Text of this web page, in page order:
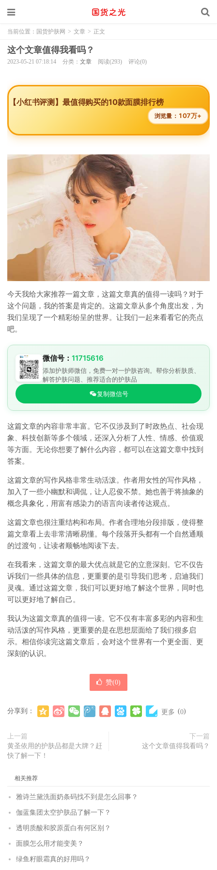
当前位置： 国货护肤网 > 文章 > 正文
这个文章值得我看吗？
2023-05-21 07:18:14 分类： 文章 阅读(293) 评论(0)
【小红书评测】最值得购买的10款面膜排行榜
浏览量： 107万+
今天我给大家推荐一篇文章，这篇文章真的值得一读吗？对于
这个问题，我的答案是肯定的。这篇文章从多个角度出发，为
我们呈现了一个精彩纷呈的世界。让我们一起来看看它的亮点
吧。
微信号： 11715616
添加护肤师微信，免费一对一护肤咨询。帮你分析肤质、
解答护肤问题、推荐适合的护肤品
复制微信号
这篇文章的内容非常丰富。它不仅涉及到了时政热点、社会现
象、科技创新等多个领域，还深入分析了人性、情感、价值观
等方面。无论你想要了解什么内容，都可以在这篇文章中找到
答案。
这篇文章的写作风格非常生动活泼。作者用女性的写作风格，
加入了一些小幽默和调侃，让人忍俊不禁。她也善于将抽象的
概念具象化，用富有感染力的语言向读者传达观点。
这篇文章也很注重结构和布局。作者合理地分段排版，使得整
篇文章看上去非常清晰易懂。每个段落开头都有一个自然通顺
的过渡句，让读者顺畅地阅读下去。
在我看来，这篇文章的最大优点就是它的立意深刻。它不仅告
诉我们一些具体的信息，更重要的是引导我们思考，启迪我们
灵魂。通过这篇文章，我们可以更好地了解这个世界，同时也
可以更好地了解自己。
我认为这篇文章真的值得一读。它不仅有丰富多彩的内容和生
动活泼的写作风格，更重要的是在思想层面给了我们很多启
示。相信你读完这篇文章后，会对这个世界有一个更全面、更
深刻的认识。
赞(0)
分享到： 更多 (0)
上一篇
黄圣依用的护肤品都是大牌？赶
快了解一下！
下一篇
这个文章值得我看吗？
相关推荐
雅诗兰黛洗面奶条码找不到是怎么回事？
伽蓝集团太空护肤品了解一下？
透明质酸和胶原蛋白有何区别？
面膜怎么用才能变美？
绿鱼籽眼霜真的好用吗？